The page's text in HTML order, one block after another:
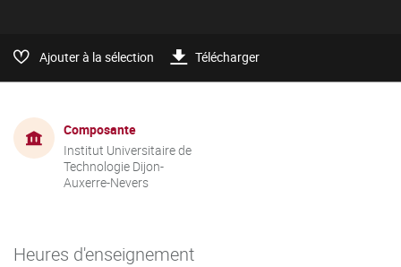
Ajouter à la sélection Télécharger
Composante
Institut Universitaire de
Technologie Dijon-
Auxerre-Nevers
Heures d'enseignement